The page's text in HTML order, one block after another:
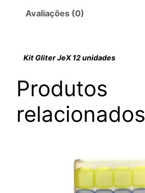
Avaliações (0)
Kit Gliter JeX 12 unidades
Produtos
relacionados